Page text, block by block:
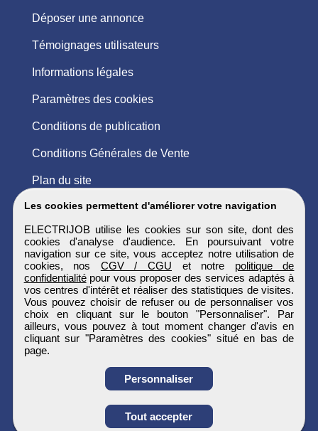
Obtenir ses
Les cookies permettent d'améliorer votre navigation
ELECTRIJOB utilise les cookies sur son site, dont des
cookies d'analyse d'audience. En poursuivant votre
navigation sur ce site, vous acceptez notre utilisation de
cookies, nos CGV / CGU et notre politique de
confidentialitépour vous proposer des services adaptés à
vos centres d'intérêt et réaliser des statistiques de visites.
Vous pouvez choisir de refuser ou de personnaliser vos
choix en cliquant sur le bouton "Personnaliser". Par
ailleurs, vous pouvez à tout moment changer d'avis en
cliquant sur "Paramètres des cookies" situé en bas de
page.
Personnaliser
Tout accepter
Déposer une annonce
Témoignages utilisateurs
Informations légales
Paramètres des cookies
Conditions de publication
Conditions Générales de Vente
Plan du site
ELECTRIJOB